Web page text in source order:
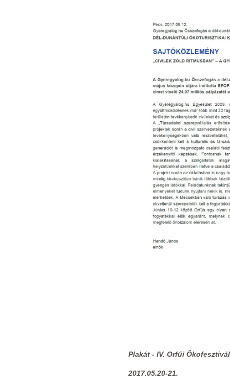
Plakát - IV. Orfűi Ökofesztivál
2017.05.20-21.